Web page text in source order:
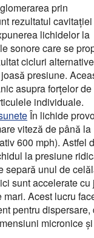
prin
rezultatul cavitației
lichidelor la
sonore care se
cicluri
presiune.
asupra forțelor de
individuale.
În lichide
viteză de până la
600 mph). Astfel
la presiune
separă unul de
sunt accelerate
Acest lucru
pentru dispersare,
micronice